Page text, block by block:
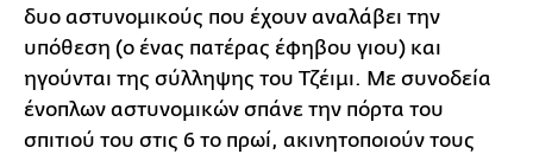
δυο αστυνομικούς που έχουν αναλάβει την
υπόθεση (ο ένας πατέρας έφηβου γιου) και
ηγούνται της σύλληψης του Τζέιμι. Με συνοδεία
ένοπλων αστυνομικών σπάνε την πόρτα του
σπιτιού του στις 6 το πρωί, ακινητοποιούν τους